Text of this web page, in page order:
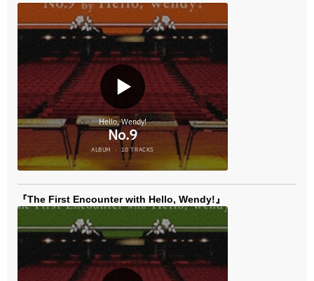
『The First Encounter with Hello, Wendy!』